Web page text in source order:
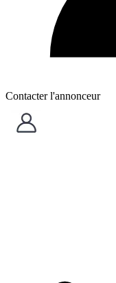
Contacter l'annonceur